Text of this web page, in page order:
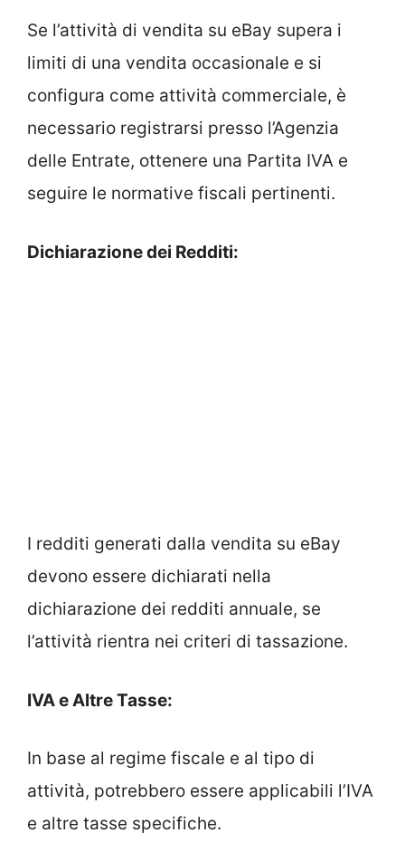
Se l’attività di vendita su eBay supera i
limiti di una vendita occasionale e si
configura come attività commerciale, è
necessario registrarsi presso l’Agenzia
delle Entrate, ottenere una Partita IVA e
seguire le normative fiscali pertinenti.
Dichiarazione dei Redditi:
I redditi generati dalla vendita su eBay
devono essere dichiarati nella
dichiarazione dei redditi annuale, se
l’attività rientra nei criteri di tassazione.
IVA e Altre Tasse:
In base al regime fiscale e al tipo di
attività, potrebbero essere applicabili l’IVA
e altre tasse specifiche.